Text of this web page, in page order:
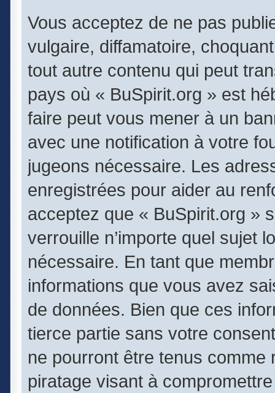
Vous acceptez de ne pas
vulgaire, diffamatoire,
tout autre contenu qui peut
pays où « BuSpirit.org » est
faire peut vous mener à un
avec une notification à votre
jugeons nécessaire. Les
enregistrées pour aider au
acceptez que « BuSpirit.org »
verrouille n’importe quel sujet
nécessaire. En tant que
informations que vous avez
de données. Bien que ces
tierce partie sans votre
ne pourront être tenus
piratage visant à